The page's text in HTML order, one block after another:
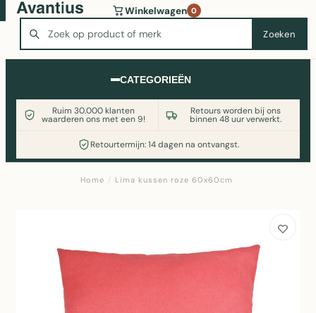
Zoeken
Winkelwagen 0
CATEGORIEËN
Ruim 30.000 klanten
waarderen ons met een 9!
Retours worden bij ons
binnen 48 uur verwerkt.
Retourtermijn: 14 dagen na ontvangst.
Wasmachine of koelkast nodig? Vergelijk alle prijzen op
Witgoedaanbod.nl
Home / Lima kussen roze 60x60cm